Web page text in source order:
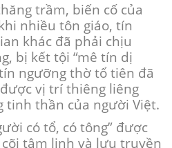
trầm, biến cố của
nhiều tôn giáo, tín
khác đã phải chịu
bị kết tội “mê tín dị
ngưỡng thờ tổ tiên đã
vị trí thiêng liêng
tinh thần của người Việt.
có tổ, có tông” được
tâm linh và lưu truyền